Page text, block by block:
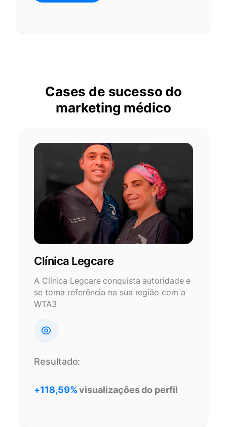
Cases de sucesso do
marketing médico
Clínica Legcare
A Clínica Legcare conquista autoridade e
se torna referência na sua região com a
WTA3
Resultado:
+118,59%visualizações do perfil